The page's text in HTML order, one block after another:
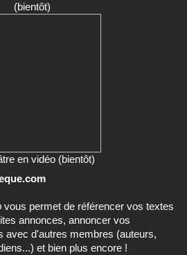
(bientôt)
en vidéo (bientôt)
vous permet de référencer vos textes
annonces, annoncer vos
avec d'autres membres (auteurs,
et bien plus encore !